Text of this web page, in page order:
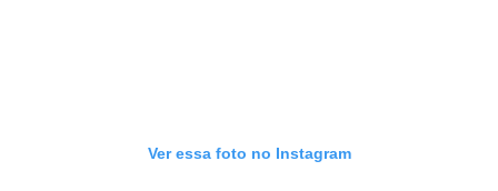
Ver essa foto no Instagram